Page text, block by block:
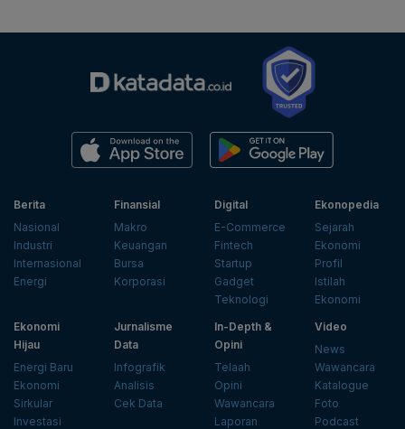
Berita
Nasional
Industri
Internasional
Energi
Finansial
Makro
Keuangan
Bursa
Korporasi
Digital
E-Commerce
Fintech
Startup
Gadget
Teknologi
Ekonopedia
Sejarah
Ekonomi
Profil
Istilah
Ekonomi
Ekonomi
Hijau
Energi Baru
Ekonomi
Sirkular
Investasi
Jurnalisme
Data
Infografik
Analisis
Cek Data
In-Depth &
Opini
Telaah
Opini
Wawancara
Laporan
Video
News
Wawancara
Katalogue
Foto
Podcast